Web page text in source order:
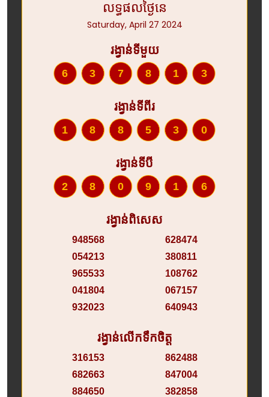
លទ្ធផលថ្ងៃនេ
Saturday, April 27 2024
រង្វាន់ទីមួយ
637813
រង្វាន់ទីពីរ
188530
រង្វាន់ទីបី
280916
រង្វាន់ពិសេស
948568
054213
965533
041804
932023
628474
380811
108762
067157
640943
រង្វាន់លើកទឹកចិត្ត
316153
682663
884650
862488
847004
382858